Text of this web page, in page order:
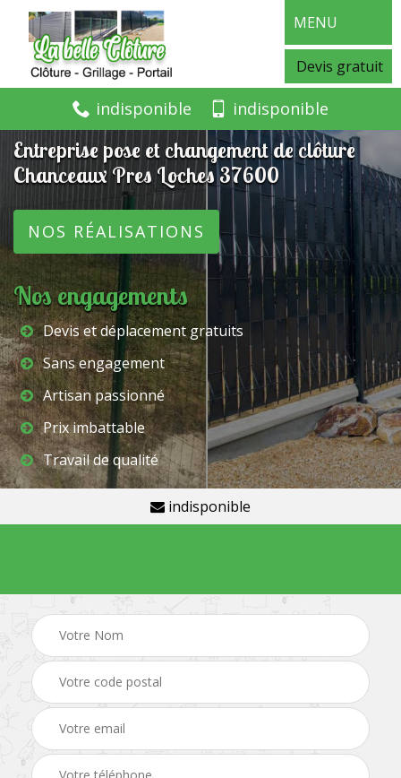
MENU
Devis gratuit
indisponible indisponible
Entreprise pose et changement de clôture
Chanceaux Pres Loches 37600
NOS RÉALISATIONS
Nos engagements
Devis et déplacement gratuits
Sans engagement
Artisan passionné
Prix imbattable
Travail de qualité
indisponible